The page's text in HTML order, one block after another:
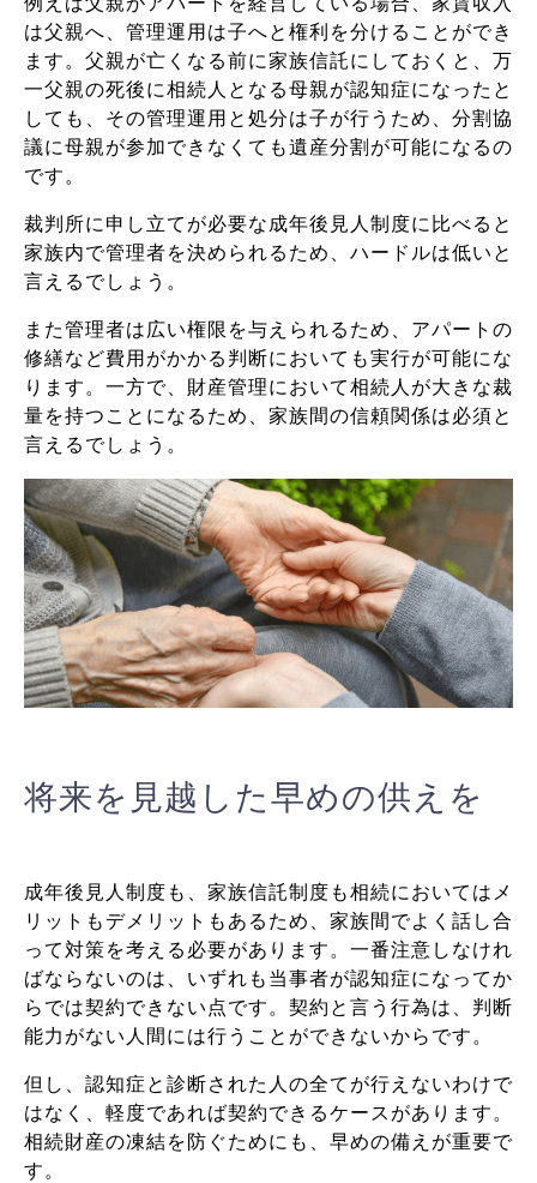
は父親へ、管理運用は子へと権利を分けることができ
ます。父親が亡くなる前に家族信託にしておくと、万
一父親の死後に相続人となる母親が認知症になったと
しても、その管理運用と処分は子が行うため、分割協
議に母親が参加できなくても遺産分割が可能になるの
です。
裁判所に申し立てが必要な成年後見人制度に比べると
家族内で管理者を決められるため、ハードルは低いと
言えるでしょう。
また管理者は広い権限を与えられるため、アパートの
修繕など費用がかかる判断においても実行が可能にな
ります。 一方で、財産管理において相続人が大きな裁
量を持つことになるため、家族間の信頼関係は必須と
言えるでしょう。
将来を見越した早めの供えを
成年後見人制度も、家族信託制度も相続においてはメ
リットもデメリットもあるため、家族間でよく話し合
って対策を考える必要があります。 一番注意しなけれ
ばならないのは、いずれも当事者が認知症になってか
らでは契約できない点です。契約と言う行為は、判断
能力がない人間には行うことができないからです。
但し、認知症と診断された人の全てが行えないわけで
はなく、軽度であれば契約できるケースがあります。
相続財産の凍結を防ぐためにも、早めの備えが重要で
す。